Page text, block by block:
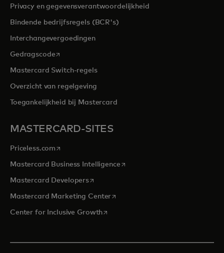
Privacy en gegevensverantwoordelijkheid
Bindende bedrijfsregels (BCR's)
Interchangevergoedingen
Gedragscodeopens in a new tab
Mastercard Switch-regels
Overzicht van regelgeving
Toegankelijkheid bij Mastercard
MASTERCARD-SITES
Priceless.com opens in a new tab
Mastercard Business Intelligenceopens in a new tab
Mastercard Developersopens in a new tab
Mastercard Marketing Centeropens in a new tab
Center for Inclusive Growthopens in a new tab